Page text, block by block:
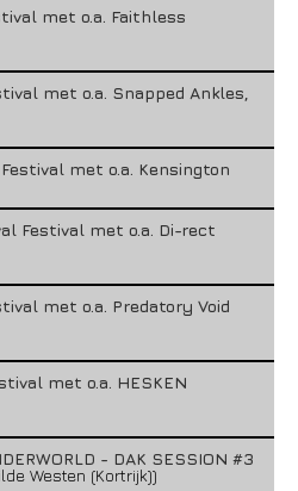
met o.a. Faithless
met o.a. Snapped Ankles,
met o.a. Kensington
Festival met o.a. Di-rect
met o.a. Predatory Void
met o.a. HESKEN
- DAK SESSION #3
Westen (Kortrijk))